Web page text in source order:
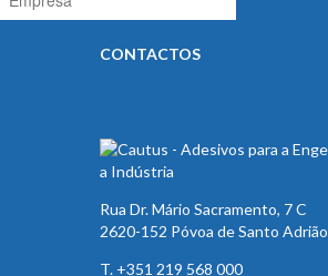
CONTACTOS
Rua Dr. Mário Sacramento, 7 C
2620-152 Póvoa de Santo Adrião
T. +351 219 568 000